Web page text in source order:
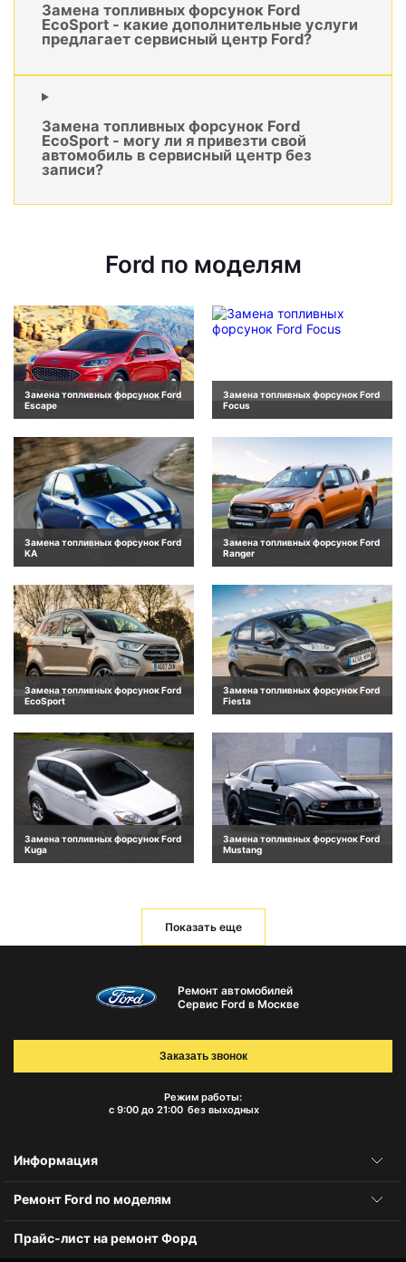
Замена топливных форсунок Ford
EcoSport - какие дополнительные услуги
предлагает сервисный центр Ford?
Замена топливных форсунок Ford
EcoSport - могу ли я привезти свой
автомобиль в сервисный центр без
записи?
Ford по моделям
Замена топливных форсунок Ford
Escape
Замена топливных форсунок Ford
Focus
Замена топливных форсунок Ford
KA
Замена топливных форсунок Ford
Ranger
Замена топливных форсунок Ford
EcoSport
Замена топливных форсунок Ford
Fiesta
Замена топливных форсунок Ford
Kuga
Замена топливных форсунок Ford
Mustang
Показать еще
Ремонт автомобилей
Сервис Ford в Москве
Режим работы:
с 9:00 до 21:00 без выходных
Заказать звонок
Информация
Ремонт Ford по моделям
Прайс-лист на ремонт Форд